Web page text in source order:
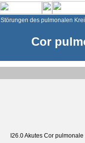
Störungen des pulmonalen
Cor
I26.0 Akutes Cor pulmonale